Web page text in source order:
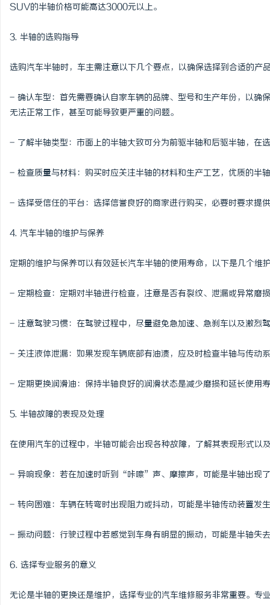
SUV的半轴价格可能高达3000元以上。
3. 半轴的选购指导
选购汽车半轴时，车主需注意以下几个要点，以确保选择到合适的产
- 确认车型：首先需要确认自家车辆的品牌、型号和生产年份，以确
无法正常工作，甚至可能导致更严重的问题。
- 了解半轴类型：市面上的半轴大致可分为前驱半轴和后驱半轴，在
- 检查质量与材料：购买时应关注半轴的材料和生产工艺，优质的半
- 选择受信任的平台：选择信誉良好的商家进行购买，必要时要求提
4. 汽车半轴的维护与保养
定期的维护与保养可以有效延长汽车半轴的使用寿命，以下是几个维
- 定期检查：定期对半轴进行检查，注意是否有裂纹、泄漏或异常磨
- 注意驾驶习惯：在驾驶过程中，尽量避免急加速、急刹车以及激烈
- 关注液体泄漏：如果发现车辆底部有油渍，应及时检查半轴与传动
- 定期更换润滑油：保持半轴良好的润滑状态是减少磨损和延长使用
5. 半轴故障的表现及处理
在使用汽车的过程中，半轴可能会出现各种故障，了解其表现形式以
- 异响现象：若在加速时听到“咔嚓”声、摩擦声，可能是半轴出现
- 转向困难：车辆在转弯时出现阻力或抖动，可能是半轴传动装置发
- 振动问题：行驶过程中若感觉到车身有明显的振动，可能是半轴失
6. 选择专业服务的意义
无论是半轴的更换还是维护，选择专业的汽车维修服务非常重要。